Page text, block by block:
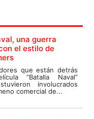
una guerra
el estilo de
que están detrás
“Batalla Naval”
involucrados
comercial de...